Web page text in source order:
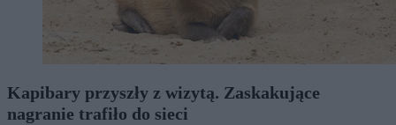
Kapibary przyszły z wizytą. Zaskakujące
nagranie trafiło do sieci